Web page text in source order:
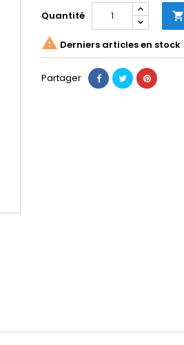
Quantité 
 Derniers articles en stock
Partager